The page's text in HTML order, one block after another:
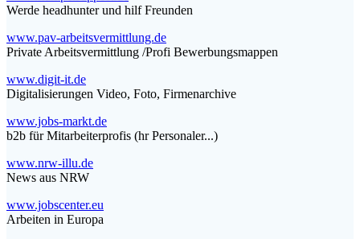
Werde headhunter und hilf Freunden
www.pav-arbeitsvermittlung.de
Private Arbeitsvermittlung /Profi Bewerbungsmappen
www.digit-it.de
Digitalisierungen Video, Foto, Firmenarchive
www.jobs-markt.de
b2b für Mitarbeiterprofis (hr Personaler...)
www.nrw-illu.de
News aus NRW
www.jobscenter.eu
Arbeiten in Europa